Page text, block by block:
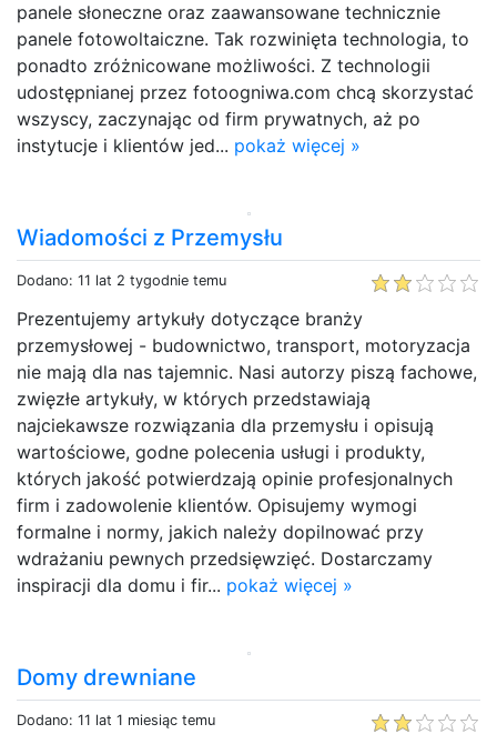
panele słoneczne oraz zaawansowane technicznie
panele fotowoltaiczne. Tak rozwinięta technologia, to
ponadto zróżnicowane możliwości. Z technologii
udostępnianej przez fotoogniwa.com chcą skorzystać
wszyscy, zaczynając od firm prywatnych, aż po
instytucje i klientów jed... pokaż więcej »
Wiadomości z Przemysłu
Dodano: 11 lat 2 tygodnie temu
Prezentujemy artykuły dotyczące branży
przemysłowej - budownictwo, transport, motoryzacja
nie mają dla nas tajemnic. Nasi autorzy piszą fachowe,
zwięzłe artykuły, w których przedstawiają
najciekawsze rozwiązania dla przemysłu i opisują
wartościowe, godne polecenia usługi i produkty,
których jakość potwierdzają opinie profesjonalnych
firm i zadowolenie klientów. Opisujemy wymogi
formalne i normy, jakich należy dopilnować przy
wdrażaniu pewnych przedsięwzięć. Dostarczamy
inspiracji dla domu i fir... pokaż więcej »
Domy drewniane
Dodano: 11 lat 1 miesiąc temu